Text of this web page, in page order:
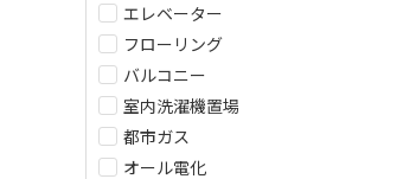
エレベーター
フローリング
バルコニー
室内洗濯機置場
都市ガス
オール電化